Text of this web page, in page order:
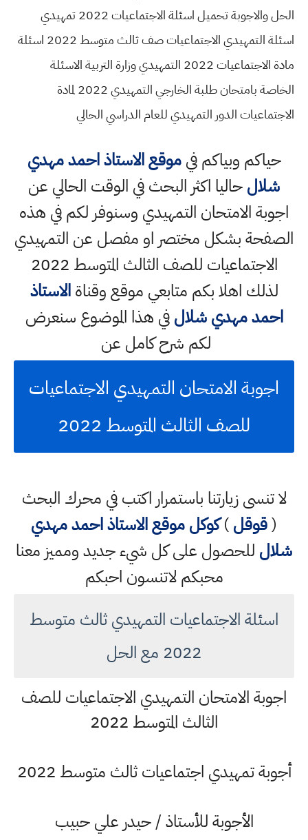
الحل والاجوبة تحميل اسئلة الاجتماعيات 2022 تمهيدي
اسئلة التمهيدي الاجتماعيات صف ثالث متوسط 2022 اسئلة
مادة الاجتماعيات 2022 التمهيدي وزارة التربية الاسئلة
الخاصة بامتحان طلبة الخارجي التمهيدي 2022 لمادة
الاجتماعيات الدور التمهيدي للعام الدراسي الحالي
حياكم وبياكم فيموقع الاستاذ احمد مهدي
شلالحاليا اكثر البحث في الوقت الحالي عن
اجوبة الامتحان التمهيدي وسنوفر لكم في هذه
الصفحة بشكل مختصر او مفصل عن التمهيدي
الاجتماعيات للصف الثالث المتوسط 2022
لذلك اهلا بكم متابعي موقع وقناةالاستاذ
احمد مهدي شلالفي هذا الموضوع سنعرض
لكم شرح كامل عن
اجوبة الامتحان التمهيدي الاجتماعيات
للصف الثالث المتوسط 2022
لا تنسى زيارتنا باستمرار اكتب في محرك البحث
(قوقل)كوكلموقع الاستاذ احمد مهدي
شلال للحصول على كل شيء جديد ومميز معنا
محبكم لاتنسون احبكم
اسئلة الاجتماعيات التمهيدي ثالث متوسط
2022 مع الحل
اجوبة الامتحان التمهيدي الاجتماعيات للصف
الثالث المتوسط 2022
أجوبة تمهيدي اجتماعيات ثالث متوسط 2022
الأجوبة للأستاذ / حيدر علي حبيب